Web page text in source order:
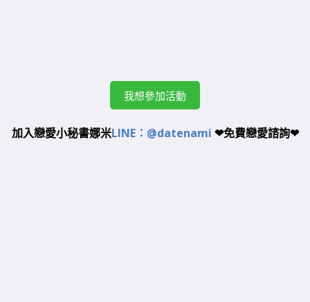
我想參加活動
加入戀愛小秘書娜米LINE：@datenami ❤免費戀愛諮詢❤